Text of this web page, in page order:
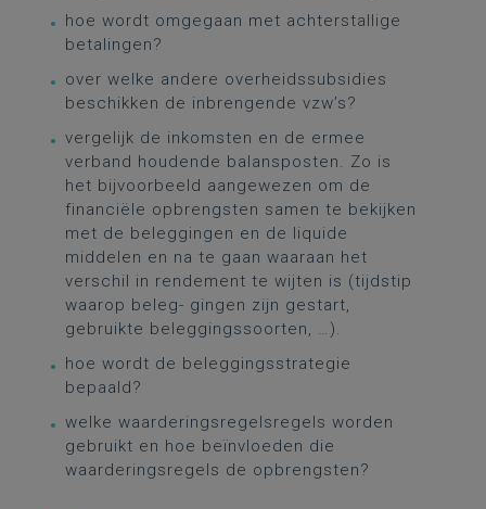
hoe wordt omgegaan met achterstallige
betalingen?
over welke andere overheidssubsidies
beschikken de inbrengende vzw’s?
vergelijk de inkomsten en de ermee
verband houdende balansposten. Zo is
het bijvoorbeeld aangewezen om de
financiële opbrengsten samen te bekijken
met de beleggingen en de liquide
middelen en na te gaan waaraan het
verschil in rendement te wijten is (tijdstip
waarop beleg- gingen zijn gestart,
gebruikte beleggingssoorten, …).
hoe wordt de beleggingsstrategie
bepaald?
welke waarderingsregelsregels worden
gebruikt en hoe beïnvloeden die
waarderingsregels de opbrengsten?